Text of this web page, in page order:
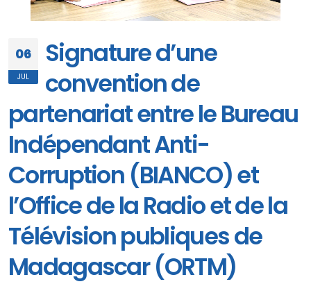
06
JUL
Signature d’une
convention de
partenariat entre le Bureau
Indépendant Anti-
Corruption (BIANCO) et
l’Office de la Radio et de la
Télévision publiques de
Madagascar (ORTM)